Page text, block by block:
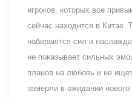
игроков, которых все
сейчас находится в Китае.
набираются сил и
не показывает сильных
планов на любовь и не
замерли в ожидании нового